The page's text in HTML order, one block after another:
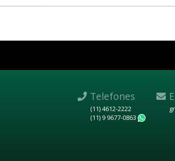
Telefones
(11) 4612-2222
(11) 9 9677-0863